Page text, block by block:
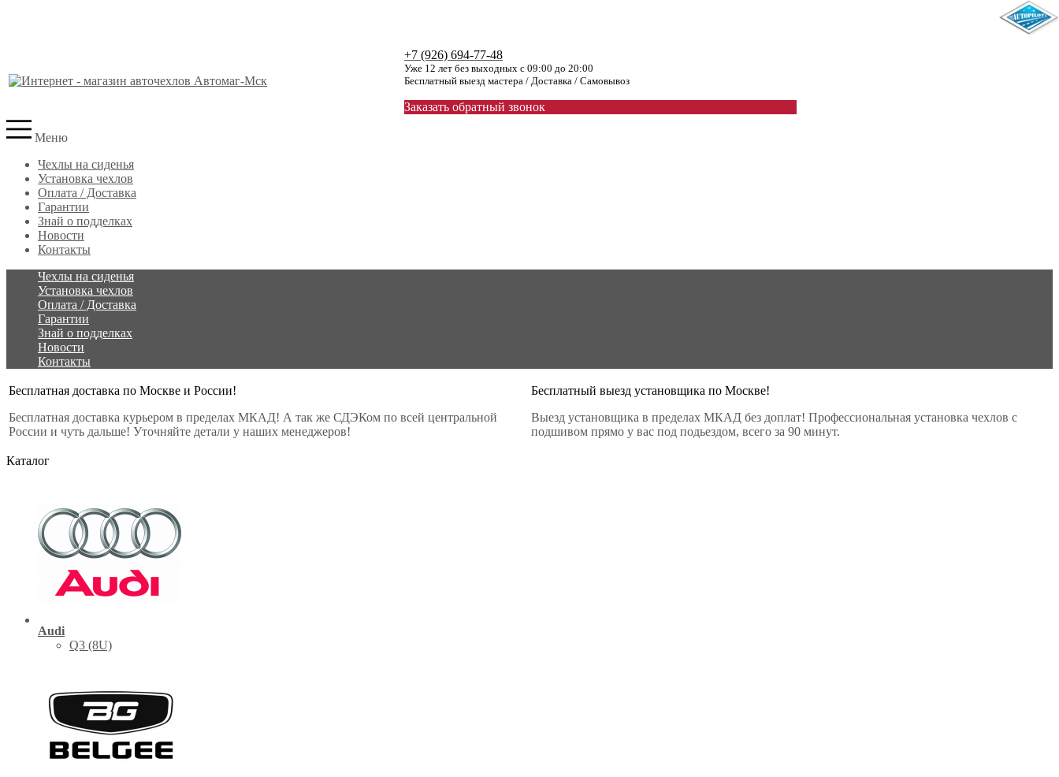
+7 (926) 694-77-48
Уже 12 лет без выходных с 09:00 до 20:00
Бесплатный выезд мастера / Доставка / Самовывоз
Заказать обратный звонок
Меню
Чехлы на сиденья
Установка чехлов
Оплата / Доставка
Гарантии
Знай о подделках
Новости
Контакты
Чехлы на сиденья
Установка чехлов
Оплата / Доставка
Гарантии
Знай о подделках
Новости
Контакты
Бесплатная доставка по Москве и России!
Бесплатная доставка курьером в пределах МКАД! А так же СДЭКом по всей центральной
России и чуть дальше! Уточняйте детали у наших менеджеров!
Бесплатный выезд установщика по Москве!
Выезд установщика в пределах МКАД без доплат! Профессиональная установка чехлов с
подшивом прямо у вас под подьездом, всего за 90 минут.
Каталог
Audi
Q3 (8U)